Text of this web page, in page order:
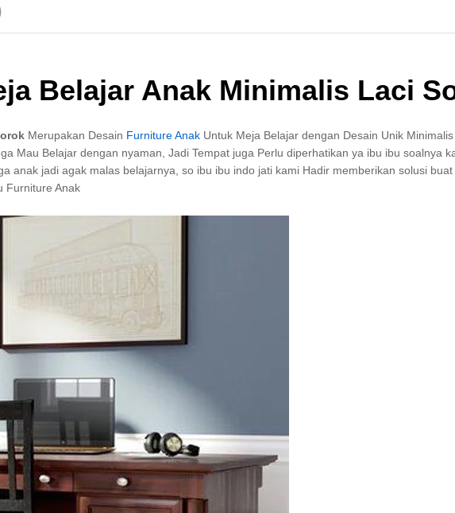
Belajar Anak Minimalis Laci
Merupakan Desain Furniture Anak Untuk Meja Belajar dengan Desain Unik
Mau Belajar dengan nyaman, Jadi Tempat juga Perlu diperhatikan ya ibu ibu soalnya
anak jadi agak malas belajarnya, so ibu ibu indo jati kami Hadir memberikan solusi
Furniture Anak